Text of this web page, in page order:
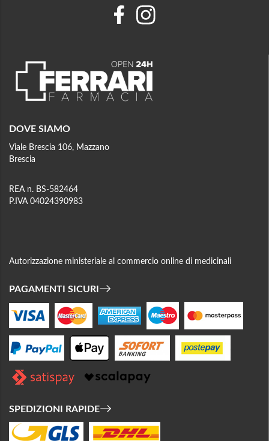
DOVE SIAMO
Viale Brescia 106, Mazzano
Brescia
REA n. BS-582464
P.IVA 04024390983
Autorizzazione ministeriale al commercio online di medicinali
PAGAMENTI SICURI
SPEDIZIONI RAPIDE